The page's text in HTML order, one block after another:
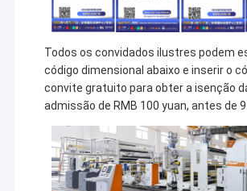
Todos os convidados ilustres podem
código dimensional abaixo e inserir o
convite gratuito para obter a isenção
admissão de RMB 100 yuan, antes de 9